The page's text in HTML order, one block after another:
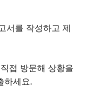
서를 작성하고 제
접 방문해 상황을
하세요.